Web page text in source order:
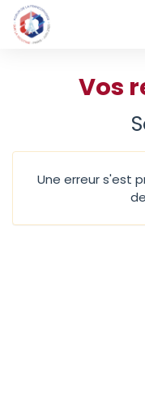
Vos
Une erreur s'est